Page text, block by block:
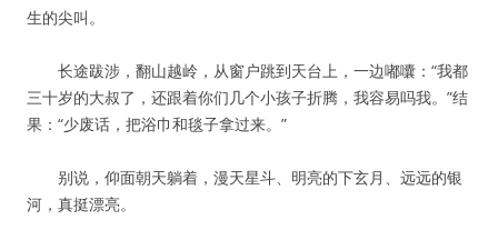
生的尖叫。
长途跋涉，翻山越岭，从窗户跳到天台上，一边嘟囔：“我都
三十岁的大叔了，还跟着你们几个小孩子折腾，我容易吗我。”结
果：“少废话，把浴巾和毯子拿过来。”
别说，仰面朝天躺着，漫天星斗、明亮的下玄月、远远的银
河，真挺漂亮。